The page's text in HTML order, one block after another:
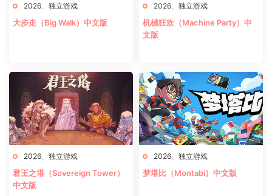
2026 独立游戏
大步走（Big Walk）中文版
2026 独立游戏
机械狂欢（Machine Party）中
文版
2026 独立游戏
君王之塔（Sovereign Tower）
中文版
2026 独立游戏
梦塔比（Montabi）中文版